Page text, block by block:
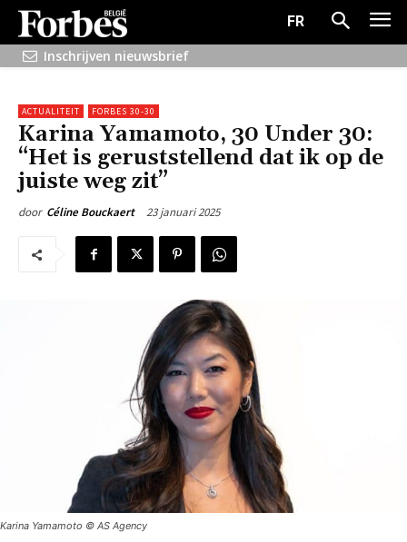
FR
Inschrijven nieuwsbrief
ACTUALITEIT FORBES 30-30
Karina Yamamoto, 30 Under 30:
“Het is geruststellend dat ik op de
juiste weg zit”
door Céline Bouckaert 23 januari 2025
Karina Yamamoto © AS Agency